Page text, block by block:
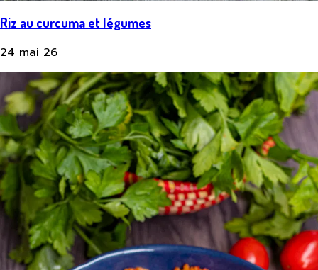
Riz au curcuma et légumes
24 mai 26